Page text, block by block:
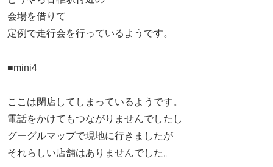
会場を借りて
定例で走行会を行っているようです。
■mini4
ここは閉店してしまっているようです。
電話をかけてもつながりませんでしたし
グーグルマップで現地に行きましたが
それらしい店舗はありませんでした。